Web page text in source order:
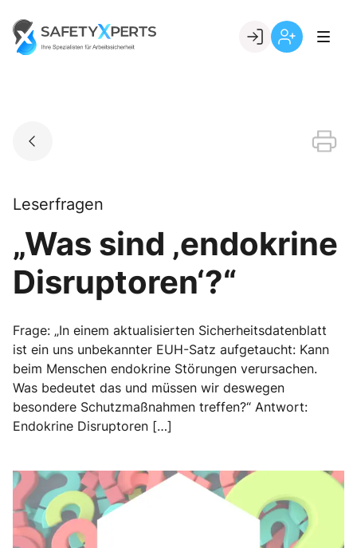
content
Go to landing page.
Leserfragen
„Was sind ‚endokrine
Disruptoren‘?“
Frage: „In einem aktualisierten Sicherheitsdatenblatt
ist ein uns unbekannter EUH-Satz aufgetaucht: Kann
beim Menschen endokrine Störungen verursachen.
Was bedeutet das und müssen wir deswegen
besondere Schutzmaßnahmen treffen?“ Antwort:
Endokrine Disruptoren […]